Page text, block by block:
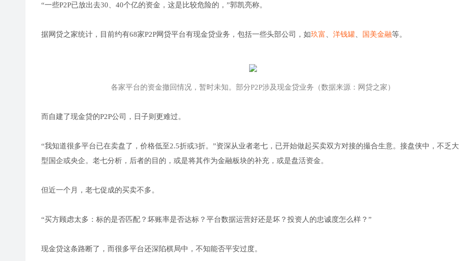
“一些P2P已放出去30、40个亿的资金，这是比较危险的，”郭凯亮称。
据网贷之家统计，目前约有68家P2P网贷平台有现金贷业务，包括一些头部公司，如玖富 洋钱罐 国美金融等。
各家平台的资金撤回情况，暂时未知。部分P2P涉及现金贷业务（数据来源：网贷之家）
而自建了现金贷的P2P公司，日子则更难过。
“我知道很多平台已在卖盘了，价格低至2.5折或3折。”资深从业者老七，已开始做起买卖双方对接的撮合生意。接盘侠中，不乏大
型国企或央企。老七分析，后者的目的，或是将其作为金融板块的补充，或是盘活资金。
但近一个月，老七促成的买卖不多。
“买方顾虑太多：标的是否匹配？坏账率是否达标？平台数据运营好还是坏？投资人的忠诚度怎么样？”
现金贷这条路断了，而很多平台还深陷棋局中，不知能否平安过度。